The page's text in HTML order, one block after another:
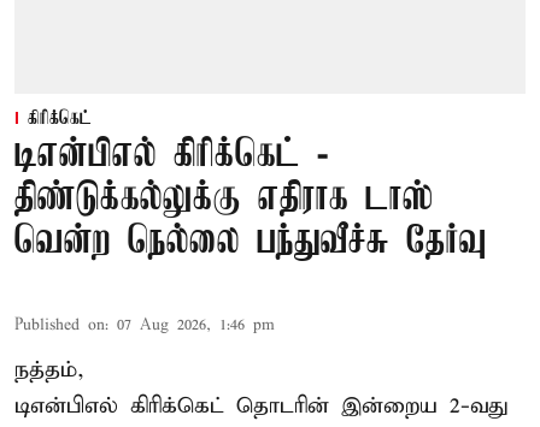
கிரிக்கெட்
டிஎன்பிஎல் கிரிக்கெட் -
திண்டுக்கல்லுக்கு எதிராக டாஸ்
வென்ற நெல்லை பந்துவீச்சு தேர்வு
Published on: 07 Aug 2026, 1:46 pm
நத்தம்,
டிஎன்பிஎல் கிரிக்கெட் தொடரின் இன்றைய 2-வது